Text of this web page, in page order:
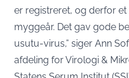
er registreret, og derfor
myggeår. Det gav gode
usutu-virus,” siger Ann
afdeling for Virologi &